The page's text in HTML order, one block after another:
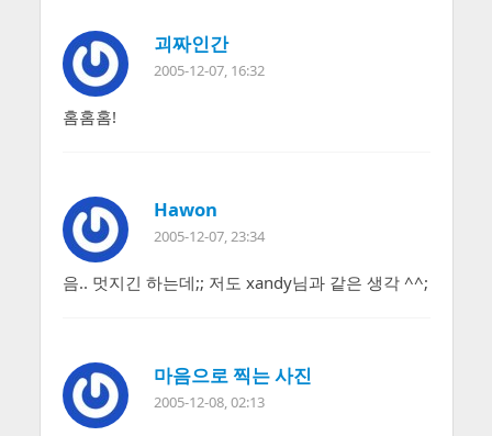
괴짜인간
2005-12-07, 16:32
홈홈홈!
Hawon
2005-12-07, 23:34
음.. 멋지긴 하는데;; 저도 xandy님과 같은 생각 ^^;
마음으로 찍는 사진
2005-12-08, 02:13